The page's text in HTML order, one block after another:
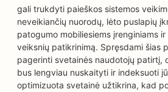
gali trukdyti paieškos sistemos
neveikiančių nuorodų, lėto puslapių
patogumo mobiliesiems įrenginiams
veiksnių patikrinimą. Spręsdami šias
pagerinti svetainės naudotojų patirtį,
bus lengviau nuskaityti ir indeksuoti
optimizuota svetainė užtikrina, kad